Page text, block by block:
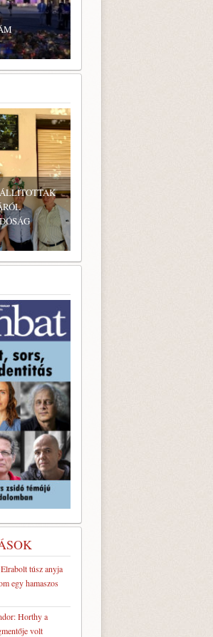
ZSIDÓ NAPOK
Elrabolt túsz anyja
egy hamaszos
Horthy a
volt